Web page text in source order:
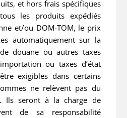
et hors frais spécifiques
les produits expédiés
et/ou DOM-TOM, le prix
automatiquement sur la
douane ou autres taxes
ou taxes d’état
exigibles dans certains
ne relèvent pas du
Ils seront à la charge de
de sa responsabilité